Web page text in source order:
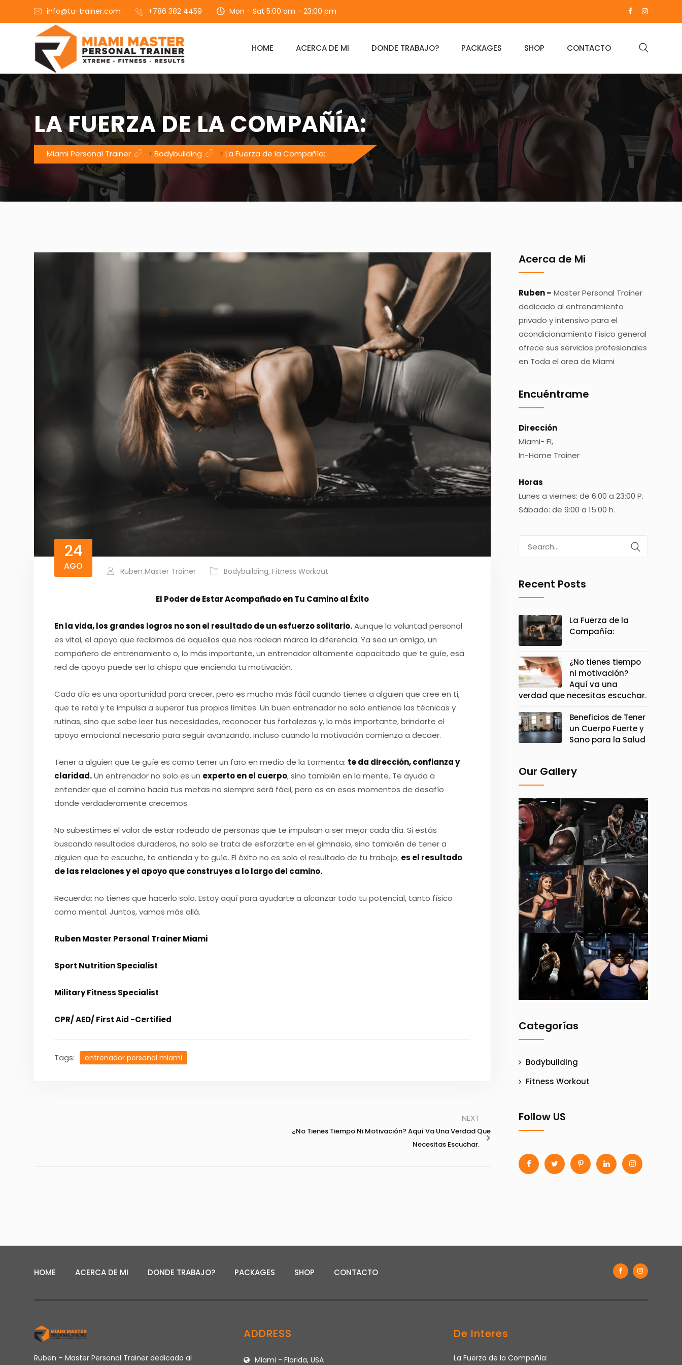
info@tu-trainer.com +786 382 4459 Mon - Sat 5:00 am - 23:00 pm
HOME ACERCA DE MI DONDE TRABAJO? PACKAGES SHOP CONTACTO
LA FUERZA DE LA COMPAÑÍA:
Miami Personal Trainer > Bodybuilding > La Fuerza de la Compañía:
24
AGO Ruben Master Trainer Bodybuilding, Fitness Workout
El Poder de Estar Acompañado en Tu Camino al Éxito
En la vida, los grandes logros no son el resultado de un esfuerzo solitario.Aunque la voluntad personal
es vital, el apoyo que recibimos de aquellos que nos rodean marca la diferencia. Ya sea un amigo, un
compañero de entrenamiento o, lo más importante, un entrenador altamente capacitado que te guíe, esa
red de apoyo puede ser la chispa que encienda tu motivación.
Cada día es una oportunidad para crecer, pero es mucho más fácil cuando tienes a alguien que cree en ti,
que te reta y te impulsa a superar tus propios límites. Un buen entrenador no solo entiende las técnicas y
rutinas, sino que sabe leer tus necesidades, reconocer tus fortalezas y, lo más importante, brindarte el
apoyo emocional necesario para seguir avanzando, incluso cuando la motivación comienza a decaer.
Tener a alguien que te guíe es como tener un faro en medio de la tormenta: te da dirección, confianza y
claridad.Un entrenador no solo es un experto en el cuerpo, sino también en la mente. Te ayuda a
entender que el camino hacia tus metas no siempre será fácil, pero es en esos momentos de desafío
donde verdaderamente crecemos.
No subestimes el valor de estar rodeado de personas que te impulsan a ser mejor cada día. Si estás
buscando resultados duraderos, no solo se trata de esforzarte en el gimnasio, sino también de tener a
alguien que te escuche, te entienda y te guíe. El éxito no es solo el resultado de tu trabajo; es el resultado
de las relaciones y el apoyo que construyes a lo largo del camino.
Recuerda: no tienes que hacerlo solo. Estoy aquí para ayudarte a alcanzar todo tu potencial, tanto físico
como mental. Juntos, vamos más allá.
Ruben Master Personal Trainer Miami
Sport Nutrition Specialist
Military Fitness Specialist
CPR/ AED/ First Aid -Certified
Tags: entrenador personal miami
NEXT
¿No Tienes Tiempo Ni Motivación? Aquí Va Una Verdad Que
Necesitas Escuchar.
Acerca de Mi
Ruben – Master Personal Trainer
dedicado al entrenamiento
privado y intensivo para el
acondicionamiento Físico general
ofrece sus servicios profesionales
en Toda el area de Miami
Encuéntrame
Dirección
Miami- Fl,
In-Home Trainer
Horas
Lunes a viernes: de 6:00 a 23:00 P.
Sábado: de 9:00 a 15:00 h.
Recent Posts
La Fuerza de la
Compañía:
¿No tienes tiempo
ni motivación?
Aquí va una
verdad que necesitas escuchar.
Beneficios de Tener
un Cuerpo Fuerte y
Sano para la Salud
Our Gallery
Categorías
Bodybuilding
Fitness Workout
Follow US
HOME ACERCA DE MI DONDE TRABAJO? PACKAGES SHOP CONTACTO
Ruben – Master Personal Trainer dedicado al
ADDRESS
Miami - Florida, USA
De Interes
La Fuerza de la Compañía: